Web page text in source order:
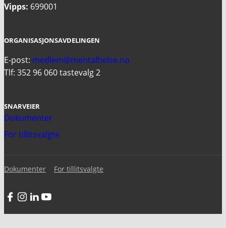
Vipps: 699001
ORGANISASJONSAVDELINGEN
E-post: medlem@mentalhelse.no
Tlf: 352 96 060 tastevalg 2
SNARVEIER
Dokumenter
For tillitsvalgte
Dokumenter For tillitsvalgte